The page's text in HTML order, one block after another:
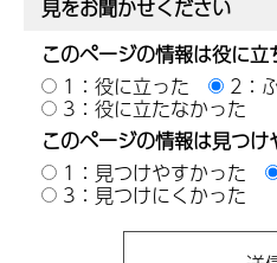
見をお聞かせください
このページの情報は役に立
1：役に立った
2：
3：役に立たなかった
このページの情報は見つけ
1：見つけやすかった
3：見つけにくかった